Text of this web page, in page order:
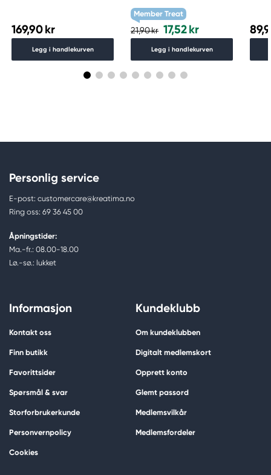
169,90 kr
Legg i handlekurven
grey 1 WG1
Member Treat
21,90 kr 17,52 kr
Legg i handlekurven
Personlig service
E-post: customercare@kreatima.no
Ring oss: 69 36 45 00
Åpningstider:
Ma.-fr.: 08.00-18.00
Lø.-sø.: lukket
Informasjon
Kontakt oss
Finn butikk
Favorittsider
Spørsmål & svar
Storforbrukerkunde
Personvernpolicy
Cookies
Kundeklubb
Om kundeklubben
Digitalt medlemskort
Opprett konto
Glemt passord
Medlemsvilkår
Medlemsfordeler